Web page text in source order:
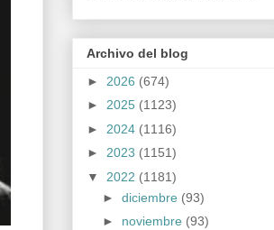
Archivo del blog
► 2026 (674)
► 2025 (1123)
► 2024 (1116)
► 2023 (1151)
▼ 2022 (1181)
► diciembre (93)
► noviembre (93)